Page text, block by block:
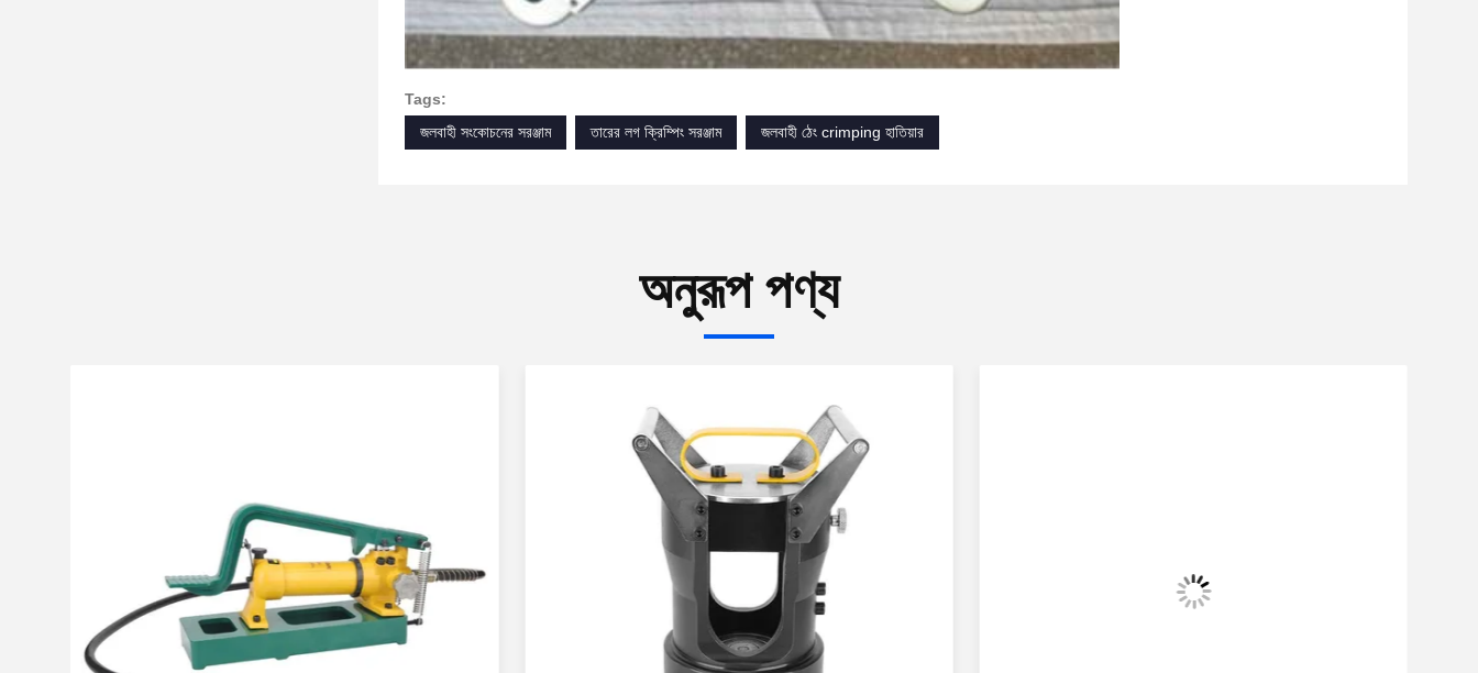
Tags:
জলবাহী সংকোচনের সরঞ্জাম
তারের লগ ক্রিম্পিং সরঞ্জাম জলবাহী ঠেং crimping হাতিয়ার
অনুরূপ পণ্য